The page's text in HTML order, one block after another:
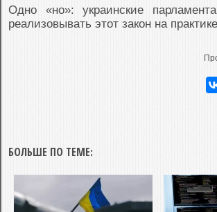
Одно «но»: украинские
реализовывать этот закон на
БОЛЬШЕ ПО ТЕМЕ: